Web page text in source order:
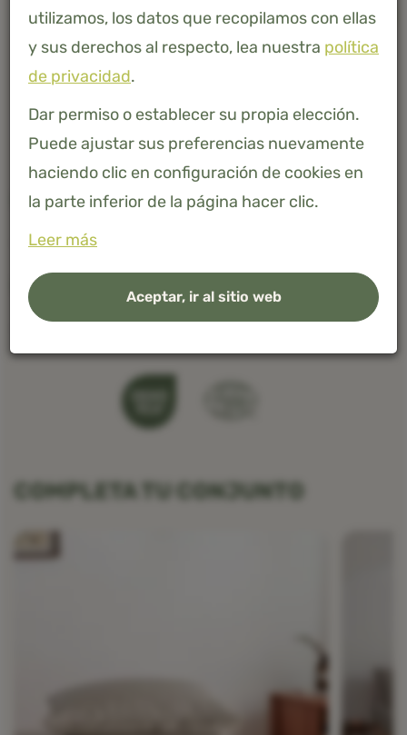
- + AÑADIR A LA CESTA
Bambú 100% natural
Descripción
Especificaciones
COMPLETA TU CONJUNTO
utilizamos, los datos que recopilamos con ellas
y sus derechos al respecto, lea nuestra política
de privacidad.
Dar permiso o establecer su propia elección.
Puede ajustar sus preferencias nuevamente
haciendo clic en configuración de cookies en
la parte inferior de la página hacer clic.
Leer más
Aceptar, ir al sitio web